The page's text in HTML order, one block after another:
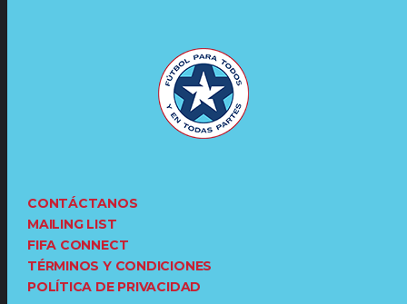
CONTÁCTANOS
MAILING LIST
FIFA CONNECT
TÉRMINOS Y CONDICIONES
POLÍTICA DE PRIVACIDAD